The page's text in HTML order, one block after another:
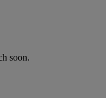
soon.